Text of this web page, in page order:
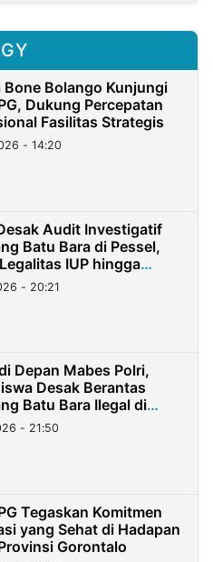
Bone Bolango Kunjungi
Dukung Percepatan
Fasilitas Strategis
- 14:20
Audit Investigatif
Batu Bara di Pessel,
IUP hingga
- 20:21
Depan Mabes Polri,
Desak Berantas
Batu Bara Ilegal di
- 21:50
Tegaskan Komitmen
yang Sehat di Hadapan
Gorontalo